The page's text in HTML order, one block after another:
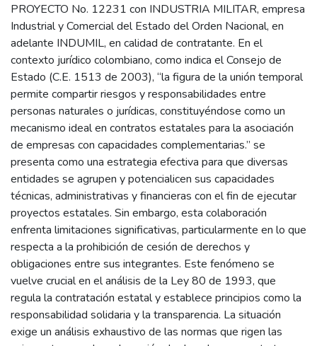
PROYECTO No. 12231 con INDUSTRIA MILITAR, empresa
Industrial y Comercial del Estado del Orden Nacional, en
adelante INDUMIL, en calidad de contratante. En el
contexto jurídico colombiano, como indica el Consejo de
Estado (C.E. 1513 de 2003), “la figura de la unión temporal
permite compartir riesgos y responsabilidades entre
personas naturales o jurídicas, constituyéndose como un
mecanismo ideal en contratos estatales para la asociación
de empresas con capacidades complementarias.” se
presenta como una estrategia efectiva para que diversas
entidades se agrupen y potencialicen sus capacidades
técnicas, administrativas y financieras con el fin de ejecutar
proyectos estatales. Sin embargo, esta colaboración
enfrenta limitaciones significativas, particularmente en lo que
respecta a la prohibición de cesión de derechos y
obligaciones entre sus integrantes. Este fenómeno se
vuelve crucial en el análisis de la Ley 80 de 1993, que
regula la contratación estatal y establece principios como la
responsabilidad solidaria y la transparencia. La situación
exige un análisis exhaustivo de las normas que rigen las